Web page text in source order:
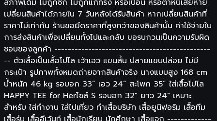
เปลี่ยนสินค้าได้ภายใน 7 วันหลังได้รับสินค้า หากเปลี่ยนสินค้าที่
ราคาไม่เท่ากัน ร้านขอยึดราคาที่สูงกว่าของสินค้านั้น ค่าใช้จ่ายใน
การส่งสินค้าเพื่อเปลี่ยนทั้งไปและกลับ ขอรบกวนเป็นความรับผิด
ชอบของลูกค้า ----------------------------------------------
-- ตัวเสื้อเป็นเสื้อโปโล เว้าเอว แขนสั้น ปลายแขนปล่อย ไม่มี
กระเป๋า รูปภาพทั้งหมดถ่ายจากสินค้าจริง นางแบบสูง 168 cm
น้ำหนัก 46 kg รอบอก 33“ เอว 24“ สะโพก 35” ใส่เสื้อโปโล
HAPPY TEE for Herไซส์ S รอบอก 32" ยาว 24" เหมาะ
สำหรับ ใส่ทำงาน ใส่ไปเที่ยว ทำเสื้อบริษัท เสื้อยูนิฟอร์ม เสื้อทีม